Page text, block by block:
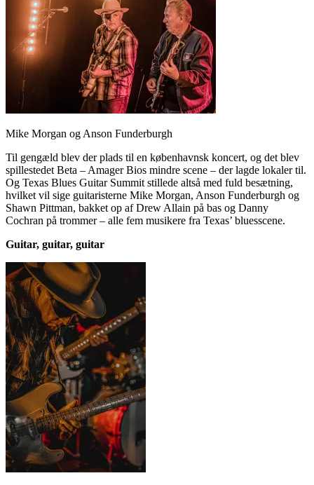
Mike Morgan og Anson Funderburgh
Til gengæld blev der plads til en københavnsk koncert, og det blev
spillestedet Beta – Amager Bios mindre scene – der lagde lokaler til.
Og Texas Blues Guitar Summit stillede altså med fuld besætning,
hvilket vil sige guitaristerne Mike Morgan, Anson Funderburgh og
Shawn Pittman, bakket op af Drew Allain på bas og Danny
Cochran på trommer – alle fem musikere fra Texas’ bluesscene.
Guitar, guitar, guitar